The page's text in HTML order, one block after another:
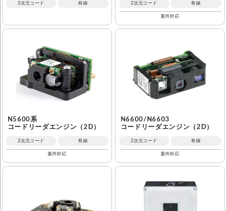
2次元コード 有線 2次元コード 有線
案件対応
N5600系
コードリーダエンジン（2D）
2次元コード 有線
案件対応
N6600/N6603
コードリーダエンジン（2D）
2次元コード 有線
案件対応